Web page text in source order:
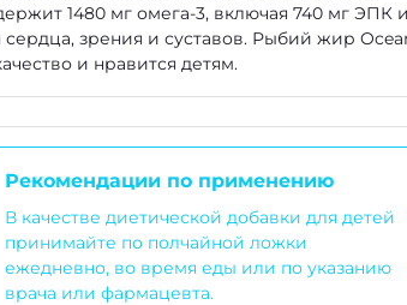
1480 мг омега-3, включая 740 мг ЭПК
зрения и суставов. Рыбий жир
и нравится детям.
Рекомендации по применению
В качестве диетической добавки для детей
принимайте по полчайной ложки
ежедневно, во время еды или по указанию
врача или фармацевта.